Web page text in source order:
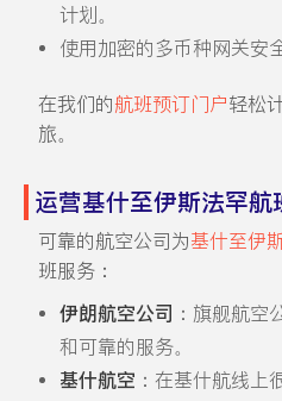
计划。
使用加密的多币种网关安
在我们的航班预订门户轻松
旅。
运营基什至伊斯法罕航
可靠的航空公司为基什至伊
班服务：
伊朗航空公司 ：旗舰航空
和可靠的服务。
基什航空 ：在基什航线上